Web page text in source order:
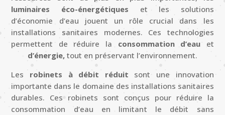
luminaires éco-énergétiques et les solutions
d’économie d’eau jouent un rôle crucial dans les
installations sanitaires modernes. Ces technologies
permettent de réduire la consommation d’eau et
d’énergie, tout en préservant l’environnement.
Les robinets à débit réduit sont une innovation
importante dans le domaine des installations sanitaires
durables. Ces robinets sont conçus pour réduire la
consommation d’eau en limitant le débit sans